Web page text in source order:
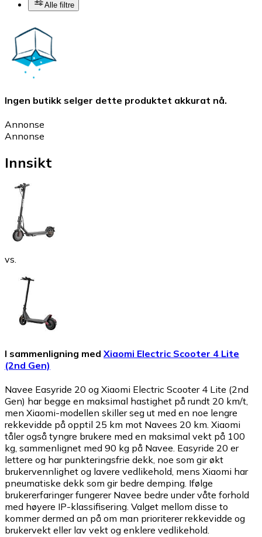
Alle filtre
Ingen butikk selger dette produktet akkurat nå.
Annonse
Annonse
Innsikt
vs.
I sammenligning med Xiaomi Electric Scooter 4 Lite
(2nd Gen)
Navee Easyride 20 og Xiaomi Electric Scooter 4 Lite (2nd
Gen) har begge en maksimal hastighet på rundt 20 km/t,
men Xiaomi-modellen skiller seg ut med en noe lengre
rekkevidde på opptil 25 km mot Navees 20 km. Xiaomi
tåler også tyngre brukere med en maksimal vekt på 100
kg, sammenlignet med 90 kg på Navee. Easyride 20 er
lettere og har punkteringsfrie dekk, noe som gir økt
brukervennlighet og lavere vedlikehold, mens Xiaomi har
pneumatiske dekk som gir bedre demping. Ifølge
brukererfaringer fungerer Navee bedre under våte forhold
med høyere IP-klassifisering. Valget mellom disse to
kommer dermed an på om man prioriterer rekkevidde og
brukervekt eller lav vekt og enklere vedlikehold.